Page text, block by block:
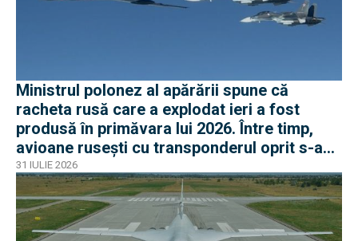
Ministrul polonez al apărării spune că
racheta rusă care a explodat ieri a fost
produsă în primăvara lui 2026. Între timp,
avioane rusești cu transponderul oprit s-au
apropiat de frontiera Poloniei
31 IULIE 2026